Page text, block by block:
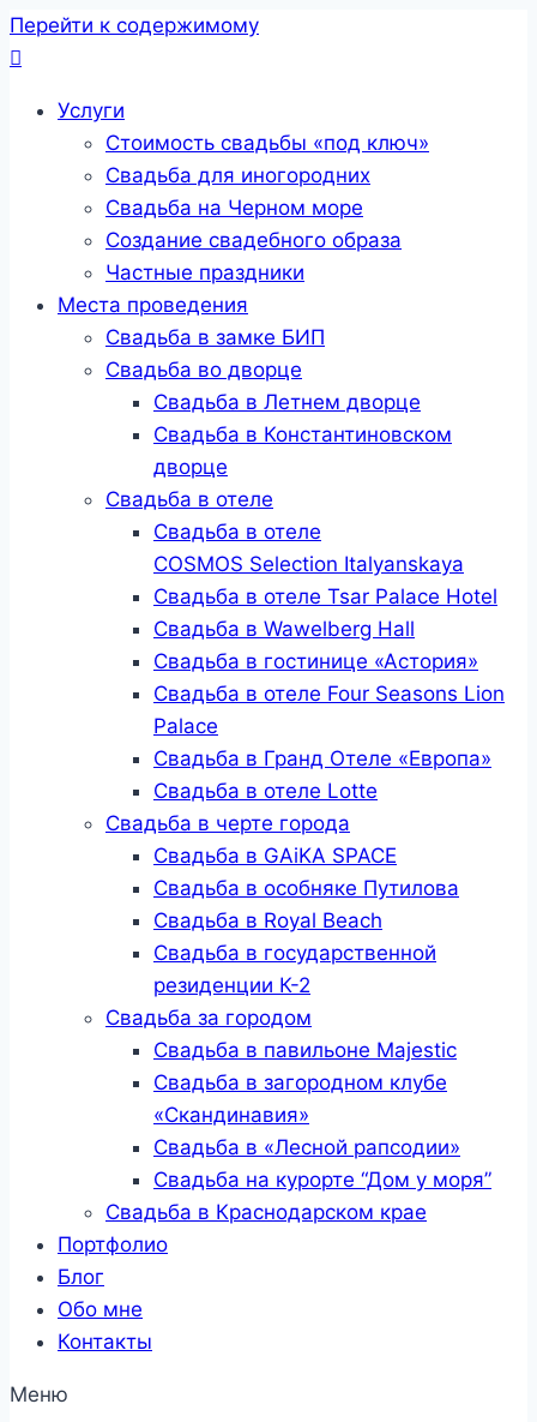
Перейти к содержимому
Услуги
Стоимость свадьбы «под ключ»
Свадьба для иногородних
Свадьба на Черном море
Создание свадебного образа
Частные праздники
Места проведения
Свадьба в замке БИП
Свадьба во дворце
Свадьба в Летнем дворце
Свадьба в Константиновском
дворце
Свадьба в отеле
Свадьба в отеле
COSMOS Selection Italyanskaya
Свадьба в отеле Tsar Palace Hotel
Свадьба в Wawelberg Hall
Свадьба в гостинице «Астория»
Свадьба в отеле Four Seasons Lion
Palace
Свадьба в Гранд Отеле «Европа»
Свадьба в отеле Lotte
Свадьба в черте города
Свадьба в GAiKA SPACE
Свадьба в особняке Путилова
Свадьба в Royal Beach
Свадьба в государственной
резиденции К-2
Свадьба за городом
Свадьба в павильоне Majestic
Свадьба в загородном клубе
«Скандинавия»
Свадьба в «Лесной рапсодии»
Свадьба на курорте “Дом у моря”
Свадьба в Краснодарском крае
Портфолио
Блог
Обо мне
Контакты
Меню